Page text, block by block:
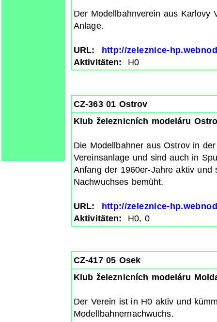
Der Modellbahnverein aus Karlovy
Anlage.
URL:
http://zeleznice-
Aktivitäten:
H0
CZ-363 01 Ostrov
Klub železnicních modeláru
Die Modellbahner aus Ostrov in
Vereinsanlage und sind auch in
Anfang der 1960er-Jahre aktiv und
Nachwuchses bemüht.
URL:
http://zeleznice-
Aktivitäten:
H0, 0
CZ-417 05 Osek
Klub železnicních modeláru
Der Verein ist in H0 aktiv und
Modellbahnernachwuchs.